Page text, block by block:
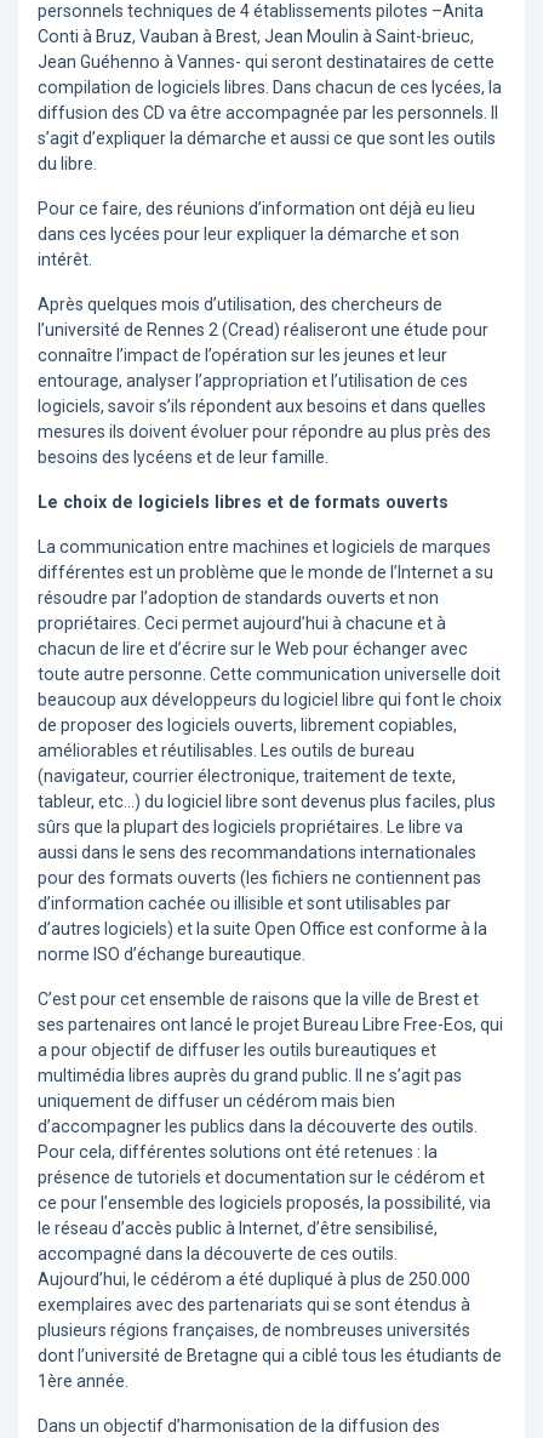
personnels techniques de 4 établissements pilotes –Anita
Conti à Bruz, Vauban à Brest, Jean Moulin à Saint-brieuc,
Jean Guéhenno à Vannes- qui seront destinataires de cette
compilation de logiciels libres. Dans chacun de ces lycées, la
diffusion des CD va être accompagnée par les personnels. Il
s’agit d’expliquer la démarche et aussi ce que sont les outils
du libre.
Pour ce faire, des réunions d’information ont déjà eu lieu
dans ces lycées pour leur expliquer la démarche et son
intérêt.
Après quelques mois d’utilisation, des chercheurs de
l’université de Rennes 2 (Cread) réaliseront une étude pour
connaître l’impact de l’opération sur les jeunes et leur
entourage, analyser l’appropriation et l’utilisation de ces
logiciels, savoir s’ils répondent aux besoins et dans quelles
mesures ils doivent évoluer pour répondre au plus près des
besoins des lycéens et de leur famille.
Le choix de logiciels libres et de formats ouverts
La communication entre machines et logiciels de marques
différentes est un problème que le monde de l’Internet a su
résoudre par l’adoption de standards ouverts et non
propriétaires. Ceci permet aujourd’hui à chacune et à
chacun de lire et d’écrire sur le Web pour échanger avec
toute autre personne. Cette communication universelle doit
beaucoup aux développeurs du logiciel libre qui font le choix
de proposer des logiciels ouverts, librement copiables,
améliorables et réutilisables. Les outils de bureau
(navigateur, courrier électronique, traitement de texte,
tableur, etc...) du logiciel libre sont devenus plus faciles, plus
sûrs que la plupart des logiciels propriétaires. Le libre va
aussi dans le sens des recommandations internationales
pour des formats ouverts (les fichiers ne contiennent pas
d’information cachée ou illisible et sont utilisables par
d’autres logiciels) et la suite Open Office est conforme à la
norme ISO d’échange bureautique.
C’est pour cet ensemble de raisons que la ville de Brest et
ses partenaires ont lancé le projet Bureau Libre Free-Eos, qui
a pour objectif de diffuser les outils bureautiques et
multimédia libres auprès du grand public. Il ne s’agit pas
uniquement de diffuser un cédérom mais bien
d’accompagner les publics dans la découverte des outils.
Pour cela, différentes solutions ont été retenues : la
présence de tutoriels et documentation sur le cédérom et
ce pour l’ensemble des logiciels proposés, la possibilité, via
le réseau d’accès public à Internet, d’être sensibilisé,
accompagné dans la découverte de ces outils.
Aujourd’hui, le cédérom a été dupliqué à plus de 250.000
exemplaires avec des partenariats qui se sont étendus à
plusieurs régions françaises, de nombreuses universités
dont l’université de Bretagne qui a ciblé tous les étudiants de
1ère année.
Dans un objectif d’harmonisation de la diffusion des